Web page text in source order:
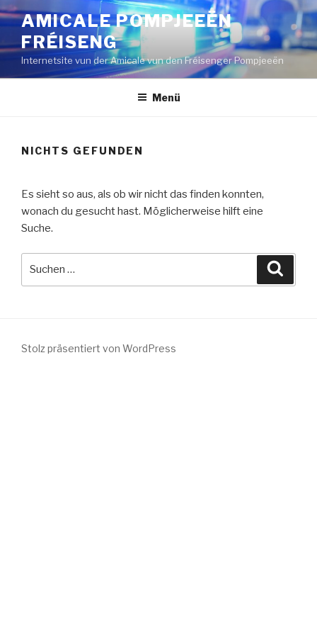
Zum
Inhalt
springen
AMICALE POMPJEEËN
FRÉISENG
Internetsite vun der Amicale vun den Fréisenger Pompjeeën
Menü
NICHTS GEFUNDEN
Es sieht so aus, als ob wir nicht das finden konnten,
wonach du gesucht hast. Möglicherweise hilft eine
Suche.
Stolz präsentiert von WordPress